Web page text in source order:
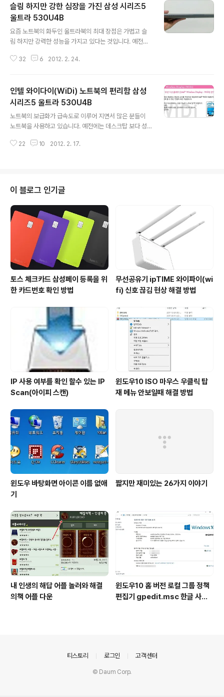
슬림 하지만 강한 심장을 가진 삼성 시리즈5
울트라 530U4B
요즘 노트북의 화두인 울트라북의 최대 장점은 가볍고 슬
림 하지만 강력한 성능을 가지고 있다는 것입니다. 예전에
있어서는 포기 해야 하고 가볍고 슬림한 노트북을 구매 할
기 때문에 구매 하기에는 무리가 있었습니다. 하지만 요즘
많이 나오고 울트라북은 요즘 트랜드에 맞게 가볍고 슬림
하지만 강력한 성능을 가지고 있고 가격 또한 적당한 수준
이라 구매시 울트라북을 고려해 보는 것도 좋으리라 생각
디자인을 가지고 있지만 강한 심장을 가지고 있어 사용상
32 6 2012. 2. 24.
인텔 와이다이(WiDi) 노트북의 편리함 삼성
시리즈5 울트라 530U4B
노트북의 보급화가 급속도로 이루어 지면서 많은 분들이
노트북을 사용하고 있습니다. 예전에는 데스크탑 보다 성
북 사용자가 많이 없었으나, 지금은 성능도 데스크탑에 견
가 편리함이 아닐까 싶습니다. 이동이 용이 하기 때문에 어
디서든 컴퓨터를 할수 있다는 편리함이 있고, 데스크탑에
비해 공간적인 부분에서도 많은 편리함이 있기 때문에 노
트북이 좀더 편리 하다 할수 있을거 같습니다. 그리고 요즘
나오는 노트북에는 데스크탑에는 없는 기능까지도 할수 있
다는 장점이 있는거 같습니다. 그중 하나가 와이다..
22 10 2012. 2. 17.
이 블로그 인기글
토스 체크카드 삼성페이 등록을 위
한 카드번호 확인 방법
무선공유기 ipTIME 와이파이(wi
fi) 신호 끊김 현상 해결 방법
IP 사용 여부를 확인 할수 있는 IP
Scan(아이피 스캔)
윈도우10 ISO 마우스 우클릭 탑
재 메뉴 안보일때 해결 방법
윈도우 바탕화면 아이콘 이름 없애
기
짧지만 재미있는 26가지 이야기
내 인생의 해답 어플 놀러와 해결
의책 어플 다운
윈도우10 홈 버전 로컬 그룹 정책
편집기 gpedit.msc 한글 사용
티스토리 로그인 고객센터
© Daum Corp.